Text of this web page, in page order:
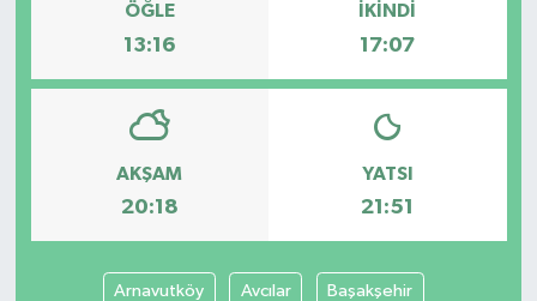
ÖĞLE
13:16
İKINDI
17:07
AKŞAM
20:18
YATSI
21:51
Arnavutköy Avcılar Başakşehir